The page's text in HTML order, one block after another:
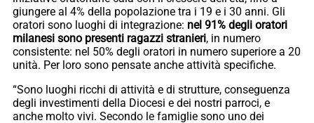
giungere al 4% della popolazione tra i 19 e i 30 anni. Gli
oratori sono luoghi di integrazione: nel 91% degli oratori
milanesi sono presenti ragazzi stranieri, in numero
consistente: nel 50% degli oratori in numero superiore a 20
unità. Per loro sono pensate anche attività specifiche.
“Sono luoghi ricchi di attività e di strutture, conseguenza
degli investimenti della Diocesi e dei nostri parroci, e
anche molto vivi. Secondo le famiglie sono uno dei